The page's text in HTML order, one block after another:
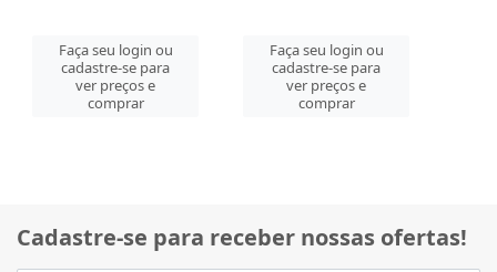
Faça seu login ou
cadastre-se para
ver preços e
comprar
Faça seu login ou
cadastre-se para
ver preços e
comprar
Cadastre-se para receber nossas ofertas!